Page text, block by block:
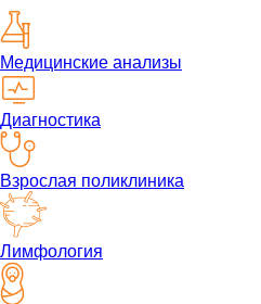
Медицинские анализы
Диагностика
Взрослая поликлиника
Лимфология